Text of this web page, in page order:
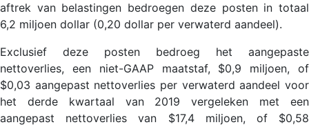
aftrek van belastingen bedroegen deze posten in totaal
6,2 miljoen dollar (0,20 dollar per verwaterd aandeel).
Exclusief deze posten bedroeg het aangepaste
nettoverlies, een niet-GAAP maatstaf, $0,9 miljoen, of
$0,03 aangepast nettoverlies per verwaterd aandeel voor
het derde kwartaal van 2019 vergeleken met een
aangepast nettoverlies van $17,4 miljoen, of $0,58